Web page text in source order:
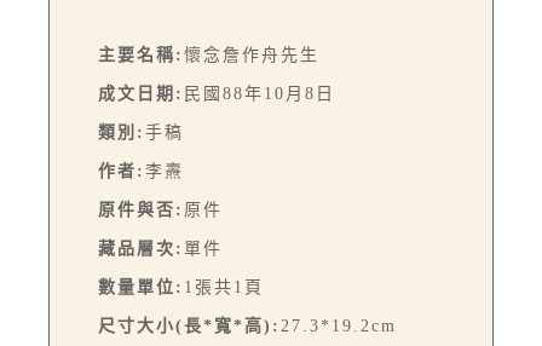
主要名稱: 懷念詹作舟先生
成文日期: 民國88年10月8日
類別: 手稿
作者: 李燾
原件與否: 原件
藏品層次: 單件
數量單位: 1張共1頁
尺寸大小(長*寬*高): 27.3*19.2cm